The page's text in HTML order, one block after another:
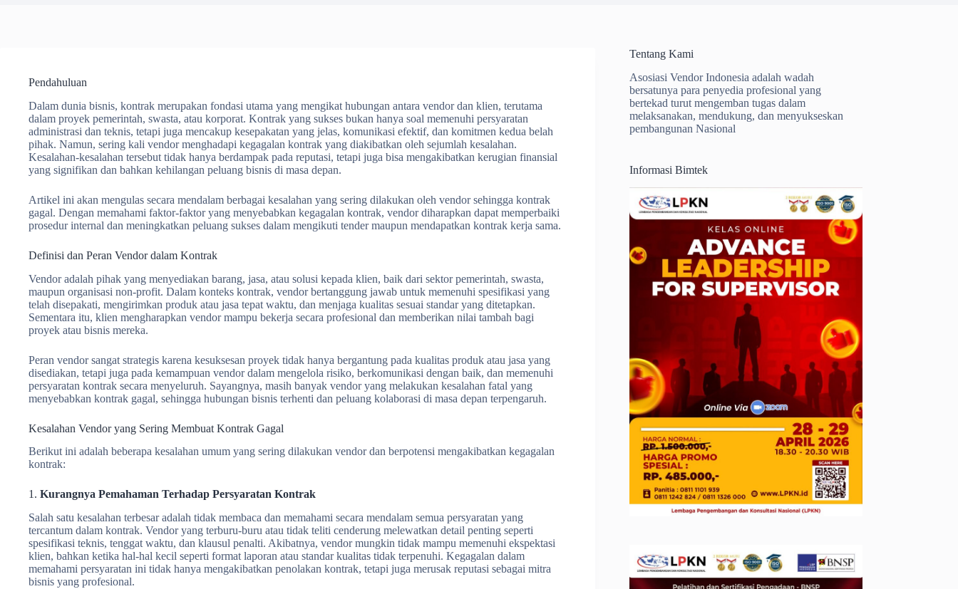
Pendahuluan
Dalam dunia bisnis, kontrak merupakan fondasi utama yang mengikat hubungan antara vendor dan klien, terutama
dalam proyek pemerintah, swasta, atau korporat. Kontrak yang sukses bukan hanya soal memenuhi persyaratan
administrasi dan teknis, tetapi juga mencakup kesepakatan yang jelas, komunikasi efektif, dan komitmen kedua belah
pihak. Namun, sering kali vendor menghadapi kegagalan kontrak yang diakibatkan oleh sejumlah kesalahan.
Kesalahan-kesalahan tersebut tidak hanya berdampak pada reputasi, tetapi juga bisa mengakibatkan kerugian finansial
yang signifikan dan bahkan kehilangan peluang bisnis di masa depan.
Artikel ini akan mengulas secara mendalam berbagai kesalahan yang sering dilakukan oleh vendor sehingga kontrak
gagal. Dengan memahami faktor-faktor yang menyebabkan kegagalan kontrak, vendor diharapkan dapat memperbaiki
prosedur internal dan meningkatkan peluang sukses dalam mengikuti tender maupun mendapatkan kontrak kerja sama.
Definisi dan Peran Vendor dalam Kontrak
Vendor adalah pihak yang menyediakan barang, jasa, atau solusi kepada klien, baik dari sektor pemerintah, swasta,
maupun organisasi non-profit. Dalam konteks kontrak, vendor bertanggung jawab untuk memenuhi spesifikasi yang
telah disepakati, mengirimkan produk atau jasa tepat waktu, dan menjaga kualitas sesuai standar yang ditetapkan.
Sementara itu, klien mengharapkan vendor mampu bekerja secara profesional dan memberikan nilai tambah bagi
proyek atau bisnis mereka.
Peran vendor sangat strategis karena kesuksesan proyek tidak hanya bergantung pada kualitas produk atau jasa yang
disediakan, tetapi juga pada kemampuan vendor dalam mengelola risiko, berkomunikasi dengan baik, dan memenuhi
persyaratan kontrak secara menyeluruh. Sayangnya, masih banyak vendor yang melakukan kesalahan fatal yang
menyebabkan kontrak gagal, sehingga hubungan bisnis terhenti dan peluang kolaborasi di masa depan terpengaruh.
Kesalahan Vendor yang Sering Membuat Kontrak Gagal
Berikut ini adalah beberapa kesalahan umum yang sering dilakukan vendor dan berpotensi mengakibatkan kegagalan
kontrak:
1. Kurangnya Pemahaman Terhadap Persyaratan Kontrak
Salah satu kesalahan terbesar adalah tidak membaca dan memahami secara mendalam semua persyaratan yang
tercantum dalam kontrak. Vendor yang terburu-buru atau tidak teliti cenderung melewatkan detail penting seperti
spesifikasi teknis, tenggat waktu, dan klausul penalti. Akibatnya, vendor mungkin tidak mampu memenuhi ekspektasi
klien, bahkan ketika hal-hal kecil seperti format laporan atau standar kualitas tidak terpenuhi. Kegagalan dalam
memahami persyaratan ini tidak hanya mengakibatkan penolakan kontrak, tetapi juga merusak reputasi sebagai mitra
bisnis yang profesional.
Tentang Kami
Asosiasi Vendor Indonesia adalah wadah
bersatunya para penyedia profesional yang
bertekad turut mengemban tugas dalam
melaksanakan, mendukung, dan menyukseskan
pembangunan Nasional
Informasi Bimtek